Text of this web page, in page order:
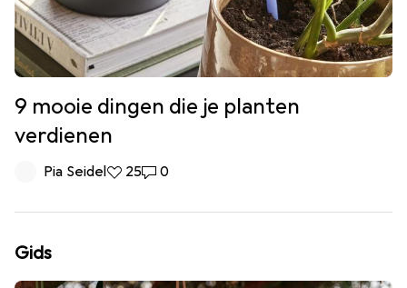
9 mooie dingen die je planten
verdienen
Pia Seidel25 Likes
250 Reacties
0
Gids